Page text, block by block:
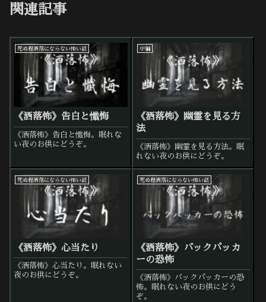
関連記事
死ぬ程洒落にならない怖い話
《洒落怖》告白と懺悔
《洒落怖》告白と懺悔。眠れな
い夜のお供にどうぞ。
中編
《洒落怖》幽霊を見る方
法
《洒落怖》幽霊を見る方法。眠
れない夜のお供にどうぞ。
死ぬ程洒落にならない怖い話
《洒落怖》心当たり
《洒落怖》心当たり。眠れない
夜のお供にどうぞ。
死ぬ程洒落にならない怖い話
《洒落怖》バックパッカ
ーの恐怖
《洒落怖》バックパッカーの恐
怖。眠れない夜のお供にどう
ぞ。